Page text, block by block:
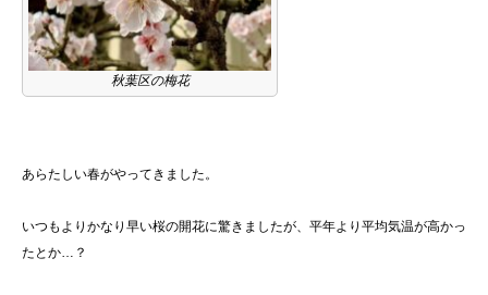
秋葉区の梅花
あらたしい春がやってきました。
いつもよりかなり早い桜の開花に驚きましたが、平年より平均気温が高かっ
たとか…？